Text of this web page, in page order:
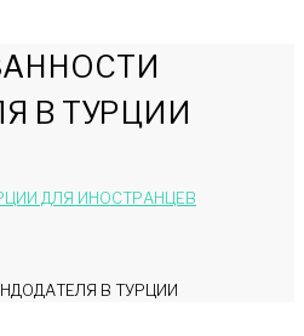
В ТУРЦИИ
ДЛЯ ИНОСТРАНЦЕВ
В ТУРЦИИ